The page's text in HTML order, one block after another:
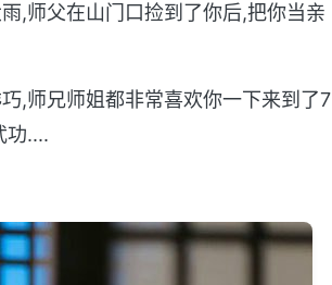
,师父在山门口捡到了你后,把你当亲
,师兄师姐都非常喜欢你一下来到了7
功....